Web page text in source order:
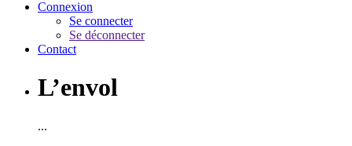
Connexion
Se connecter
Se déconnecter
Contact
L’envol
...